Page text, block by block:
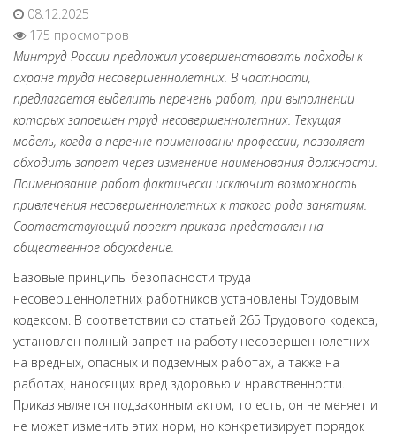
08.12.2025
175 просмотров
Минтруд России предложил усовершенствовать подходы к
охране труда несовершеннолетних. В частности,
предлагается выделить перечень работ, при выполнении
которых запрещен труд несовершеннолетних. Текущая
модель, когда в перечне поименованы профессии, позволяет
обходить запрет через изменение наименования должности.
Поименование работ фактически исключит возможность
привлечения несовершеннолетних к такого рода занятиям.
Соответствующий проект приказа представлен на
общественное обсуждение.
Базовые принципы безопасности труда
несовершеннолетних работников установлены Трудовым
кодексом. В соответствии со статьей 265 Трудового кодекса,
установлен полный запрет на работу несовершеннолетних
на вредных, опасных и подземных работах, а также на
работах, наносящих вред здоровью и нравственности.
Приказ является подзаконным актом, то есть, он не меняет и
не может изменить этих норм, но конкретизирует порядок